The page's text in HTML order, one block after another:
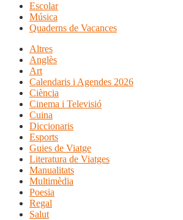
Escolar
Música
Quaderns de Vacances
Altres
Anglès
Art
Calendaris i Agendes 2026
Ciència
Cinema i Televisió
Cuina
Diccionaris
Esports
Guies de Viatge
Literatura de Viatges
Manualitats
Multimèdia
Poesia
Regal
Salut